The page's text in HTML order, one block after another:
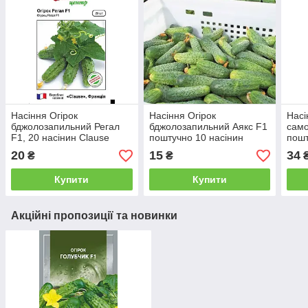
Насіння Огірок
бджолозапильний Регал
F1, 20 насінин Clause
20 ₴
Купити
Насіння Огірок
бджолозапильний Аякс F1
поштучно 10 насінин
Nunhems
15₴
Купити
34
Акційні пропозиції та новинки